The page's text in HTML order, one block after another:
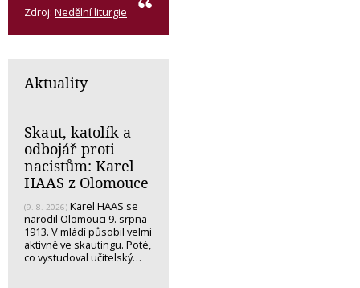
Zdroj: Nedělní liturgie
Aktuality
Skaut, katolík a
odbojář proti
nacistům: Karel
HAAS z Olomouce
(9. 8. 2026) Karel HAAS se
narodil Olomouci 9. srpna
1913. V mládí působil velmi
aktivně ve skautingu. Poté,
co vystudoval učitelský…